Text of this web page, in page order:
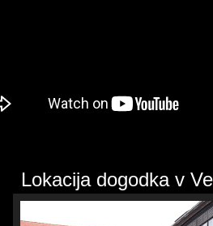
Lokacija dogodka v